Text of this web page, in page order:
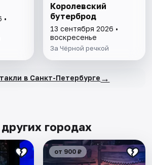
•
Королевский
бутерброд
13 сентября 2026 •
воскресенье
За Чёрной речкой
в Санкт-Петербурге →
городах
от 900 ₽